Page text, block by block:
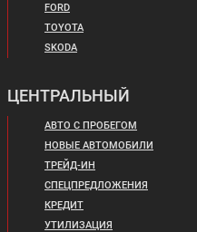
FORD
TOYOTA
SKODA
ЦЕНТРАЛЬНЫЙ
АВТО С ПРОБЕГОМ
НОВЫЕ АВТОМОБИЛИ
ТРЕЙД-ИН
СПЕЦПРЕДЛОЖЕНИЯ
КРЕДИТ
УТИЛИЗАЦИЯ